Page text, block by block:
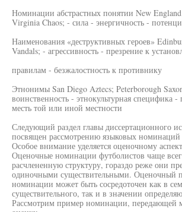
Номинации абстрастных понятии New
Virginia Chaos; - сила - энергичность -
Наименования «деструктивных героев»
Vandals; - агрессивность - презрение к
правилам - безжалостность к противнику
Этнонимы San Diego Aztecs; Peterborough
воинственность - этнокультурная специфика
месть той или иной местности
Следующий раздел главы диссертационного
посвящен рассмотрению языковых номинаций
Особое внимание уделяется оценочному
Оценочные номинации футболистов чаще
расчлененную структуру, гораздо реже они
одиночными существительными. Оценочный
номинации может быть сосредоточен как в
существительного, так и в значении
Рассмотрим пример номинации, передающей